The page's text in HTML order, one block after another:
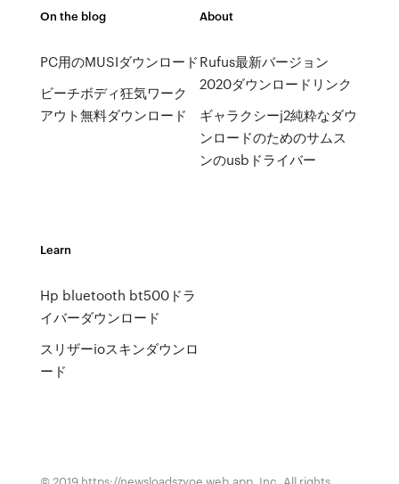
On the blog
PC用のMUSIダウンロード
ビーチボディ狂気ワーク
アウト無料ダウンロード
About
Rufus最新バージョン
2020ダウンロードリンク
ギャラクシーj2純粋なダウ
ンロードのためのサムス
ンのusbドライバー
Learn
Hp bluetooth bt500ドラ
イバーダウンロード
スリザーioスキンダウンロ
ード
© 2019 https://newsloadszyoe.web.app, Inc. All rights